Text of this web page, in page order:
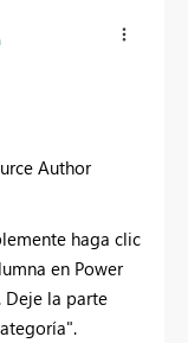
Author
haga clic
en Power
Deje la parte